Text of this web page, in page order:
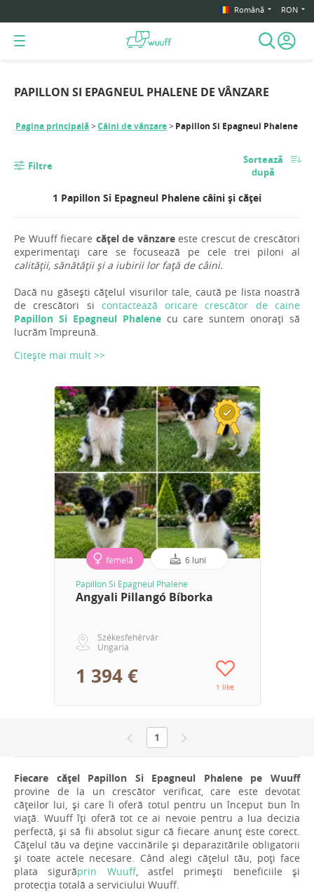
Română RON
PAPILLON SI EPAGNEUL PHALENE DE VÂNZARE
Pagina principală Câini de vânzare Papillon Si Epagneul Phalene
Filtre
Sortează
după
1 Papillon Si Epagneul Phalene câini și căței
Pe Wuuff fiecare cățel de vânzareeste crescut de crescători
experimentați care se focusează pe cele trei piloni al
calității, sănătății și a iubirii lor față de câini.
Dacă nu găsești cățelul visurilor tale, caută pe lista noastră
de crescători si contactează oricare crescător de caine
Papillon Si Epagneul Phalene cu care suntem onorați să
lucrăm împreună.
Citește mai mult >>
femelă 6 luni
Papillon Si Epagneul Phalene
Angyali Pillangó Bíborka
Székesfehérvár
Ungaria
1 394 € 1 like
1
Fiecare cățel Papillon Si Epagneul Phalene pe Wuuff
provine de la un crescător verificat, care este devotat
cățeilor lui, și care îi oferă totul pentru un început bun în
viață. Wuuff îți oferă tot ce ai nevoie pentru a lua decizia
perfectă, și să fii absolut sigur că fiecare anunț este corect.
Cățelul tău va deține vaccinările și deparazitările obligatorii
și toate actele necesare. Când alegi cățelul tău, poți face
plata sigurăprin Wuuff, astfel primești beneficiile și
protecția totală a serviciului Wuuff.